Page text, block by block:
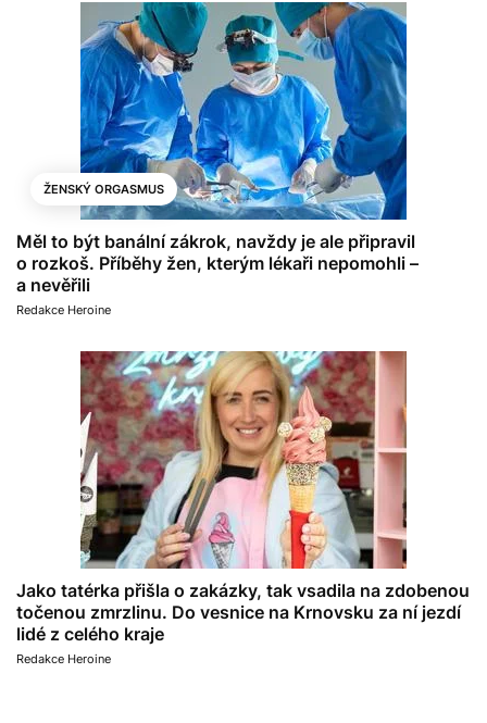
ŽENSKÝ ORGASMUS
Měl to být banální zákrok, navždy je ale připravil
o rozkoš. Příběhy žen, kterým lékaři nepomohli –
a nevěřili
Redakce Heroine
Jako tatérka přišla o zakázky, tak vsadila na zdobenou
točenou zmrzlinu. Do vesnice na Krnovsku za ní jezdí
lidé z celého kraje
Redakce Heroine